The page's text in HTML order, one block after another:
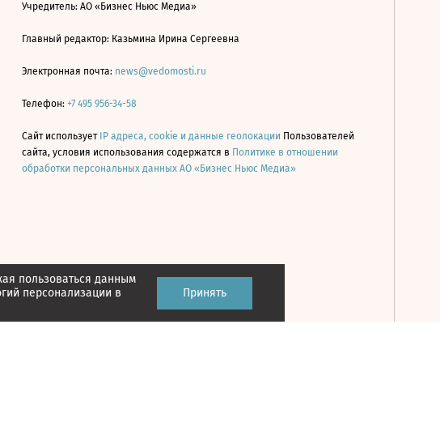
пользоваться данным
персонализации в
Принять
Учредитель: АО «Бизнес Ньюс Медиа»
Главный редактор: Казьмина Ирина Сергеевна
Электронная почта: news@vedomosti.ru
Телефон: +7 495 956-34-58
Сайт использует IP адреса, cookie и данные геолокации Пользователей
сайта, условия использования содержатся в Политике в отношении
обработки персональных данных АО «Бизнес Ньюс Медиа»